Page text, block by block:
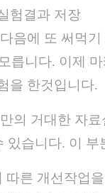
험결과 저장
에 또 써먹
니다. 이제
을 한것입니다.
거대한 자
습니다. 이
른 개선작업